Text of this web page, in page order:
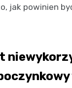
jak powinien